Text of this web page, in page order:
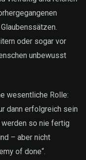
oder sogar vor
unbewusst
wesentliche Rolle:
dann erfolgreich sein
werden so nie fertig
– aber nicht
of done“.